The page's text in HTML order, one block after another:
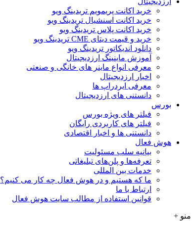
خرید اکانت پریمویم تریدینگ ویو
خرید اکانت اسنشیال تریدینگ ویو
خرید اکانت پلاس تریدینگ ویو
خرید و قیمت دیتای CME تریدینگ ویو
دانلود اندیکاتور تریدینگ ویو
آموزش ماینینگ ارزدیجیتال
معرفی انواع ماینر های خانگی و صنعتی
اخبار ارزدیجیتال
معرفی ایردراپ ها
دانستنی های ارزدیجیتال
بورس
فیلتر های ویژه بورس
فیلتر های کاربردی رایگان
دانستنی ها و اخبار اقتصادی
هوش فعال
بیانیه سلب مسئولیت
تعرفه‌ها و پلن‌های تبلیغاتی
خدمات بین المللی
ما که هستیم و در هوش فعال چه کار می کنیم؟
ارتباط با ما
قوانین استفاده از مطالب سایت هوش فعال
منو +